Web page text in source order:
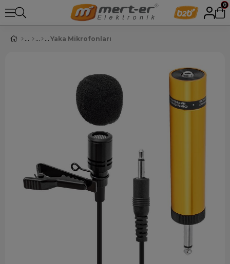
0
Yaka Mikrofonları